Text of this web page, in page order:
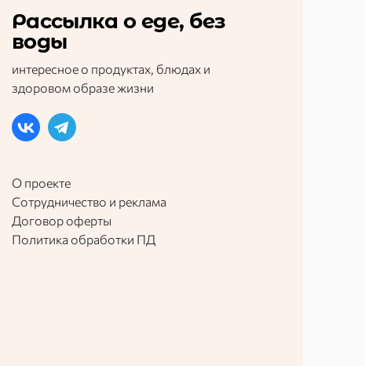
Рассылка о еде, без
воды
интересное о продуктах, блюдах и
здоровом образе жизни
О проекте
Сотрудничество и реклама
Договор оферты
Политика обработки ПД